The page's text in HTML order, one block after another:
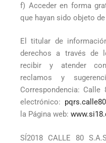
f) Acceder en forma
que hayan sido objeto
El titular de
derechos a través de
recibir y atender
reclamos y
Correspondencia:
electrónico:
la Página web:
SÍ2018 CALLE 80